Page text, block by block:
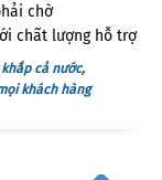
chờ
chất lượng hỗ trợ
cả nước,
khách hàng